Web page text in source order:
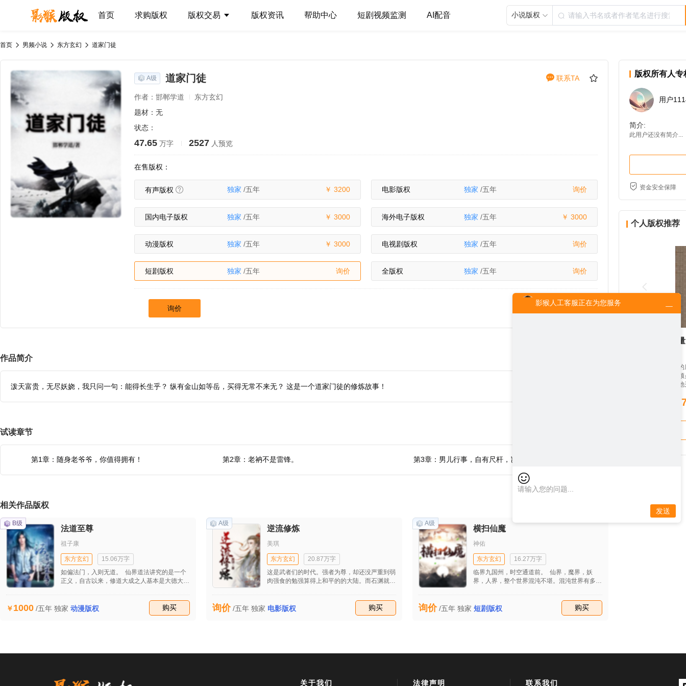
首页 求购版权 版权交易 版权资讯 帮助中心 短剧视频监测 AI配音 小说版权
首页 男频小说 东方玄幻 道家门徒
A级 道家门徒 联系TA
作者：邯郸学道
东方玄幻
题材：无
状态：
47.65 万字 2527 人预览
在售版权：
有声版权 独家 /五年 3200 电影版权 独家 /五年 询价
国内电子版权 独家 /五年 3000 海外电子版权 独家 /五年 3000
动漫版权 独家 /五年 3000 电视剧版权 独家 /五年 询价
短剧版权 独家 /五年 询价 全版权 独家 /五年 询价
询价
作品简介
泼天富贵，无尽妖娆，我只问一句：能得长生乎？ 纵有金山如等岳，买得无常不来无？ 这是一个道家门徒的修炼故事！
试读章节
第1章：随身老爷爷，你值得拥有！ 第2章：老衲不是雷锋。 第3章：男儿行事，自有尺杆，岂容妇人左
相关作品版权
B级
法道至尊
祖子康
东方玄幻
15.06万字
如偏法门，入则无道。 仙界道法讲究的是一个
正义，自古以来，修道大成之人基本是大德大善
1000 /五年 独家 动漫版权 购买
A级
逆流修炼
美琪
东方玄幻
20.87万字
这是武者们的时代。强者为尊，却还没严重到弱
肉强食的勉强算得上和平的的大陆。而石渊就是
询价 /五年 独家 电影版权 购买
A级
横扫仙魔
神佑
东方玄幻
16.27万字
临界九国州，时空通道前。 仙界，魔界，妖
界，人界，整个世界混沌不堪。混沌世界有多少
无数人可望不可即的存在。 罗钦，做为实力强
横的大钦天庭的武帝，奉行着人不犯我，我不犯
询价 /五年 独家 短剧版权 购买
版权所有人专
用户
简介:
此用户还没有简介...
资金安全保障
个人版权推荐
《新生与力
一场流行传统病
付违约金宸诚带
活的种种不顺后
公司起死回生。
垮她，也逐渐揭
关于我们 法律声明 联系我们
影猴人工客服正在为您服务
发送